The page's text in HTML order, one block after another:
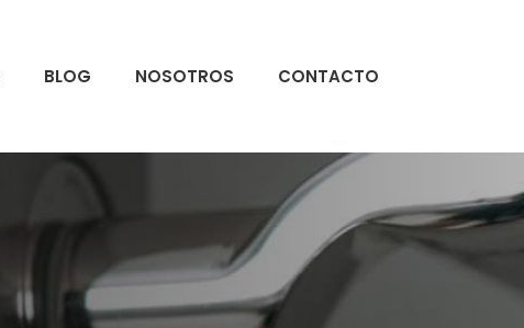
BLOG NOSOTROS CONTACTO